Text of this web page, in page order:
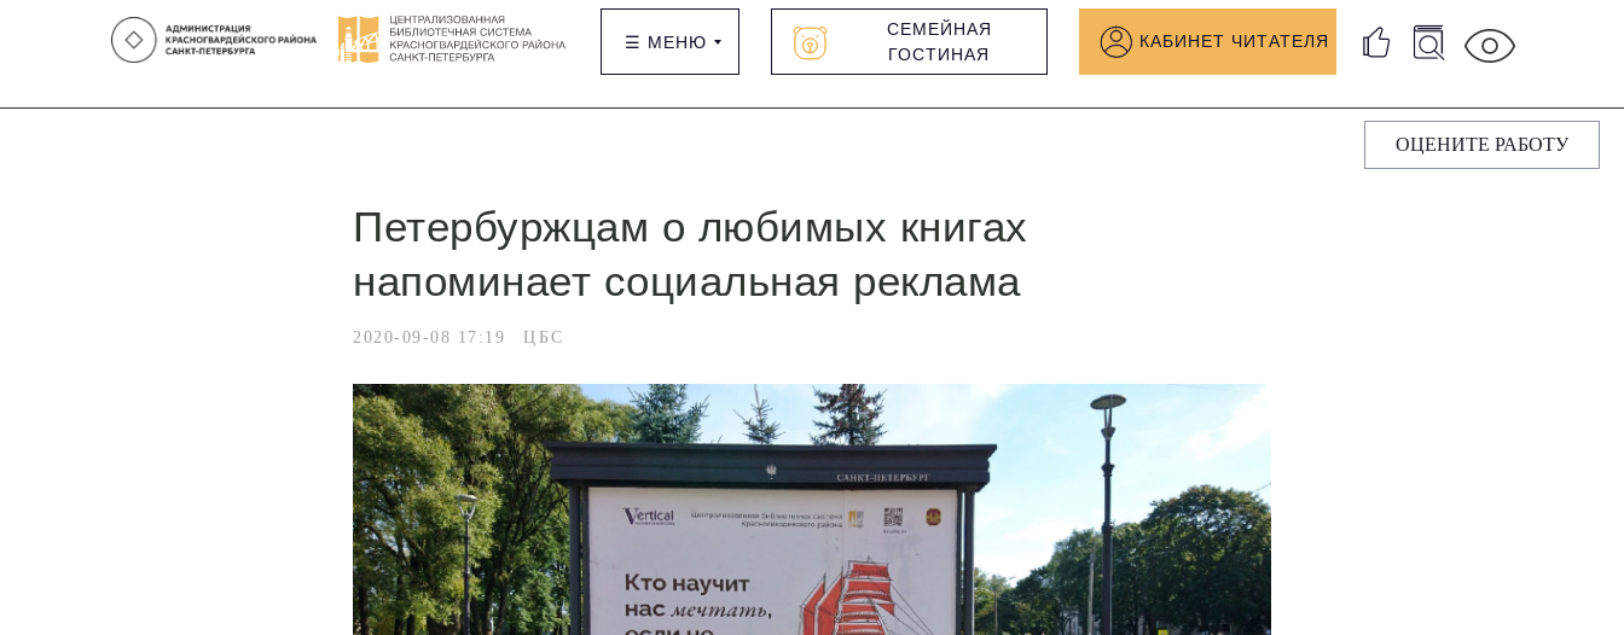
КАБИНЕТ ЧИТАТЕЛЯ
☰ МЕНЮ
СЕМЕЙНАЯ
ГОСТИНАЯ
ОЦЕНИТЕ РАБОТУ
Петербуржцам о любимых книгах
напоминает социальная реклама
2020-09-08 17:19 ЦБС